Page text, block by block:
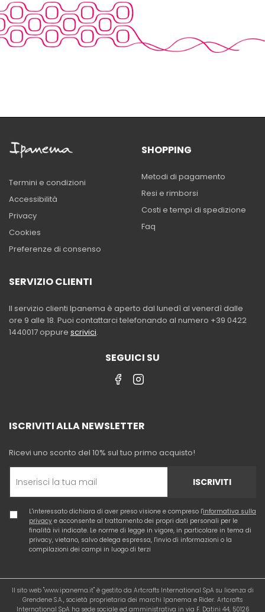
Termini e condizioni
Accessibilità
Privacy
Cookies
Preferenze di consenso
SHOPPING
Metodi di pagamento
Resi e rimborsi
Costi e tempi di spedizione
Faq
SERVIZIO CLIENTI
Il servizio clienti Ipanema è aperto dal lunedì al venerdì dalle
ore 9 alle 18. Puoi contattarci telefonando al numero +39 0422
1440017 oppure scrivici.
SEGUICI SU
ISCRIVITI ALLA NEWSLETTER
Ricevi uno sconto del 10% sul tuo primo acquisto!
ISCRIVITI
L'interessato dichiara di aver preso visione e compreso l'informativa sulla
privacy e acconsente al trattamento dei propri dati personali per le
finalità ivi indicate. Le norme di legge in vigore, in particolare in tema di
privacy, vietano, salvo delega espressa, l'invio di informazioni o la
compilazioni dei campi in luogo di terzi
Il sito web "www.ipanema.it" è gestito da Artcrafts International SpA su licenza di
Grendene S.A., società proprietaria dei marchi Ipanema e Rider. Artcrafts
International SpA ha sede sociale ed amministrativa in via F. Datini 44, 50126